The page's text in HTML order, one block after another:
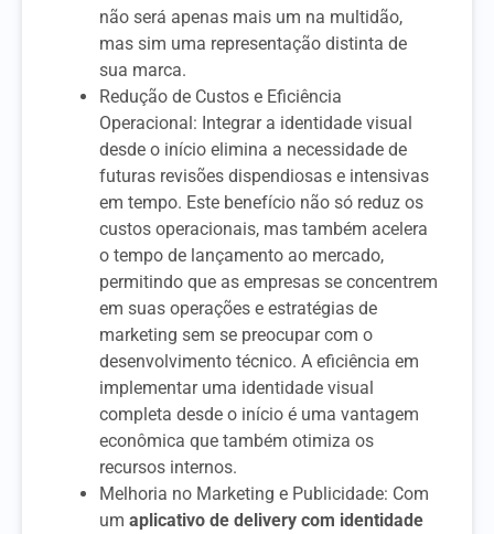
não será apenas mais um na multidão,
mas sim uma representação distinta de
sua marca.
Redução de Custos e Eficiência
Operacional: Integrar a identidade visual
desde o início elimina a necessidade de
futuras revisões dispendiosas e intensivas
em tempo. Este benefício não só reduz os
custos operacionais, mas também acelera
o tempo de lançamento ao mercado,
permitindo que as empresas se concentrem
em suas operações e estratégias de
marketing sem se preocupar com o
desenvolvimento técnico. A eficiência em
implementar uma identidade visual
completa desde o início é uma vantagem
econômica que também otimiza os
recursos internos.
Melhoria no Marketing e Publicidade: Com
um aplicativo de delivery com identidade